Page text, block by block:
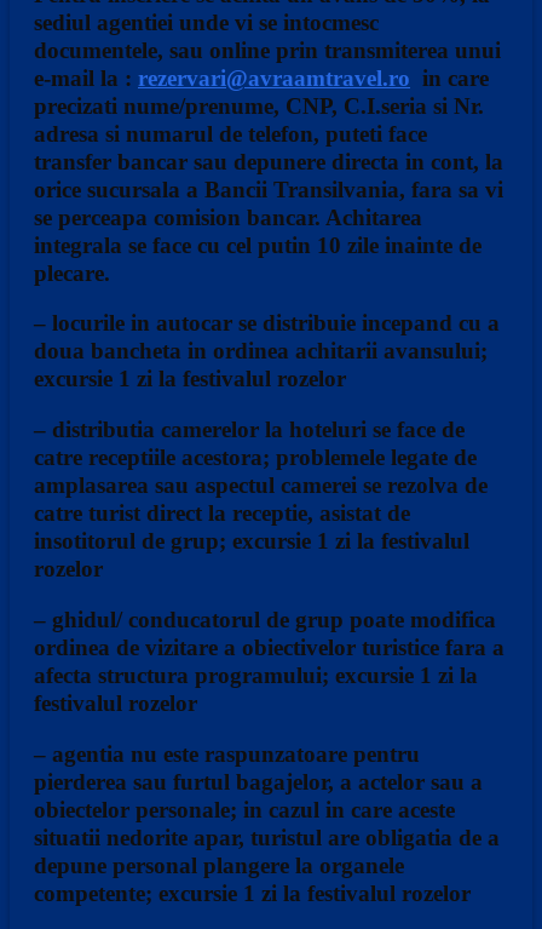
sediul agentiei unde vi se intocmesc
documentele, sau online prin transmiterea unui
e-mail la : rezervari@avraamtravel.ro in care
precizati nume/prenume, CNP, C.I.seria si Nr.
adresa si numarul de telefon, puteti face
transfer bancar sau depunere directa in cont, la
orice sucursala a Bancii Transilvania, fara sa vi
se perceapa comision bancar. Achitarea
integrala se face cu cel putin 10 zile inainte de
plecare.
– locurile in autocar se distribuie incepand cu a
doua bancheta in ordinea achitarii avansului;
excursie 1 zi la festivalul rozelor
– distributia camerelor la hoteluri se face de
catre receptiile acestora; problemele legate de
amplasarea sau aspectul camerei se rezolva de
catre turist direct la receptie, asistat de
insotitorul de grup; excursie 1 zi la festivalul
rozelor
– ghidul/ conducatorul de grup poate modifica
ordinea de vizitare a obiectivelor turistice fara a
afecta structura programului; excursie 1 zi la
festivalul rozelor
– agentia nu este raspunzatoare pentru
pierderea sau furtul bagajelor, a actelor sau a
obiectelor personale; in cazul in care aceste
situatii nedorite apar, turistul are obligatia de a
depune personal plangere la organele
competente; excursie 1 zi la festivalul rozelor